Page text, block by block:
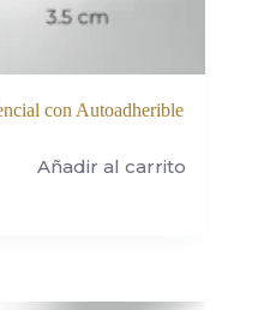
con Autoadherible
Añadir al carrito